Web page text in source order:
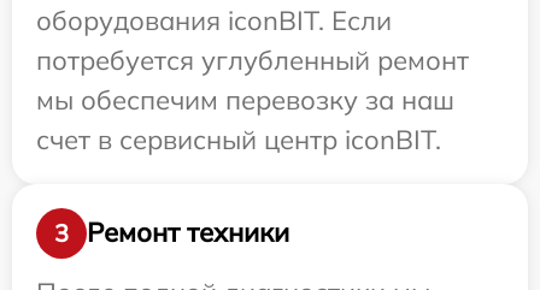
оборудования iconBIT. Если
потребуется углубленный ремонт
мы обеспечим перевозку за наш
счет в сервисный центр iconBIT.
3
Ремонт техники